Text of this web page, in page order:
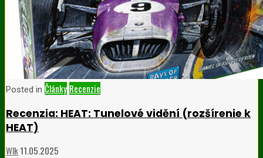
Posted in Články Recenzie
Recenzia: HEAT: Tunelové vidění (rozšírenie k
HEAT)
Wlk11.05.2025